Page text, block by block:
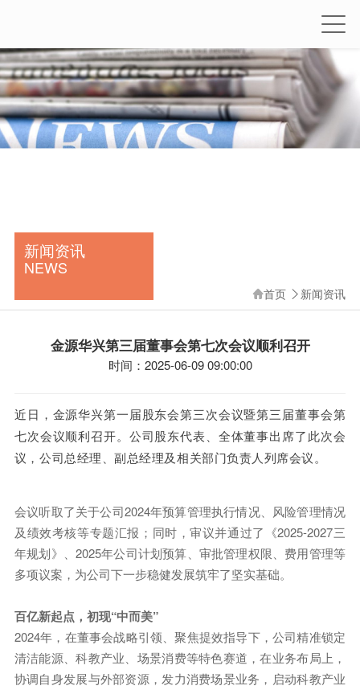
新闻资讯
NEWS
首页  新闻资讯
金源华兴第三届董事会第七次会议顺利召开
时间：2025-06-09 09:00:00
近日，金源华兴第一届股东会第三次会议暨第三届董事会第
七次会议顺利召开。公司股东代表、全体董事出席了此次会
议，公司总经理、副总经理及相关部门负责人列席会议。
会议听取了关于公司2024年预算管理执行情况、风险管理情况
及绩效考核等专题汇报；同时，审议并通过了《2025-2027三
年规划》、2025年公司计划预算、审批管理权限、费用管理等
多项议案，为公司下一步稳健发展筑牢了坚实基础。
百亿新起点，初现“中而美”
2024年，在董事会战略引领、聚焦提效指导下，公司精准锁定
清洁能源、科教产业、场景消费等特色赛道，在业务布局上，
协调自身发展与外部资源，发力消费场景业务，启动科教产业